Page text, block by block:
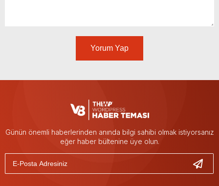
Yorum Yap
Günün önemli haberlerinden anında bilgi sahibi olmak istiyorsanız
eğer haber bültenine üye olun.